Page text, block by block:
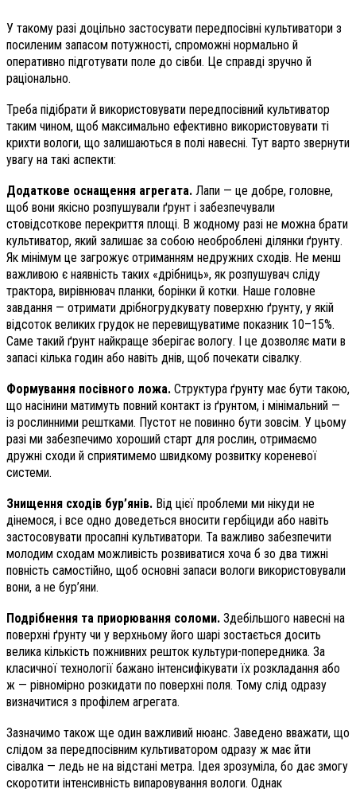
У такому разі доцільно застосувати передпосівні культиватори з
посиленим запасом потужності, спроможні нормально й
оперативно підготувати поле до сівби. Це справді зручно й
раціонально.
Треба підібрати й використовувати передпосівний культиватор
таким чином, щоб максимально ефективно використовувати ті
крихти вологи, що залишаються в полі навесні. Тут варто звернути
увагу на такі аспекти:
Додаткове оснащення агрегата. Лапи — це добре, головне,
щоб вони якісно розпушували ґрунт і забезпечували
стовідсоткове перекриття площі. В жодному разі не можна брати
культиватор, який залишає за собою необроблені ділянки ґрунту.
Як мінімум це загрожує отриманням недружних сходів. Не менш
важливою є наявність таких «дрібниць», як розпушувач сліду
трактора, вирівнювач планки, борінки й котки. Наше головне
завдання — отримати дрібногрудкувату поверхню ґрунту, у якій
відсоток великих грудок не перевищуватиме показник 10–15%.
Саме такий ґрунт найкраще зберігає вологу. І це дозволяє мати в
запасі кілька годин або навіть днів, щоб почекати сівалку.
Формування посівного ложа. Структура ґрунту має бути такою,
що насінини матимуть повний контакт із ґрунтом, і мінімальний —
із рослинними рештками. Пустот не повинно бути зовсім. У цьому
разі ми забезпечимо хороший старт для рослин, отримаємо
дружні сходи й сприятимемо швидкому розвитку кореневої
системи.
Знищення сходів бур’янів. Від цієї проблеми ми нікуди не
дінемося, і все одно доведеться вносити гербіциди або навіть
застосовувати просапні культиватори. Та важливо забезпечити
молодим сходам можливість розвиватися хоча б зо два тижні
повність самостійно, щоб основні запаси вологи використовували
вони, а не бур’яни.
Подрібнення та приорювання соломи. Здебільшого навесні на
поверхні ґрунту чи у верхньому його шарі зостається досить
велика кількість пожнивних решток культури-попередника. За
класичної технології бажано інтенсифікувати їх розкладання або
ж — рівномірно розкидати по поверхні поля. Тому слід одразу
визначитися з профілем агрегата.
Зазначимо також ще один важливий нюанс. Заведено вважати, що
слідом за передпосівним культиватором одразу ж має йти
сівалка — ледь не на відстані метра. Ідея зрозуміла, бо дає змогу
скоротити інтенсивність випаровування вологи. Однак